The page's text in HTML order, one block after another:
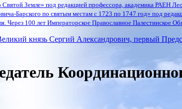
Земле» под редакцией профессора, академика РАЕН
Барского по святым местам с 1723 по 1747 год» под
100 лет Императорское Православное Палестинское
князь Сергий Александрович, первый